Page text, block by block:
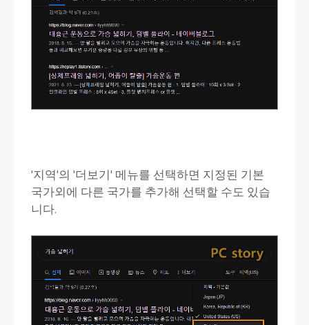
'지역'의 '더보기' 메뉴를 선택하면 지정된 기본
국가외에 다른 국가를 추가해 선택할 수도 있습
니다.